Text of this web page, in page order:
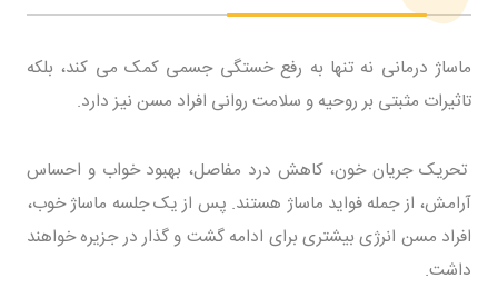
ماساژ درمانی نه تنها به رفع خستگی جسمی کمک می کند، بلکه
تاثیرات مثبتی بر روحیه و سلامت روانی افراد مسن نیز دارد.
تحریک جریان خون، کاهش درد مفاصل، بهبود خواب و احساس
آرامش، از جمله فواید ماساژ هستند. پس از یک جلسه ماساژ خوب،
افراد مسن انرژی بیشتری برای ادامه گشت و گذار در جزیره خواهند
داشت.